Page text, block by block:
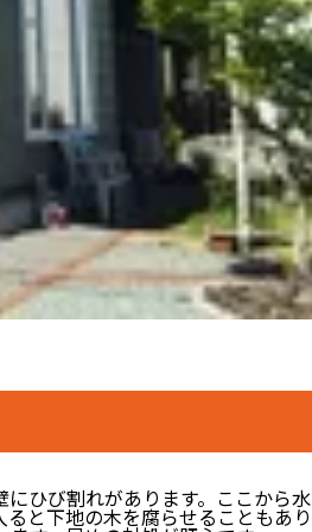
にひび割れがあります。ここから水
ると下地の木を腐らせることもあり